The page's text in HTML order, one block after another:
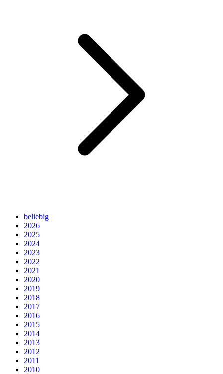
beliebig
2026
2025
2024
2023
2022
2021
2020
2019
2018
2017
2016
2015
2014
2013
2012
2011
2010